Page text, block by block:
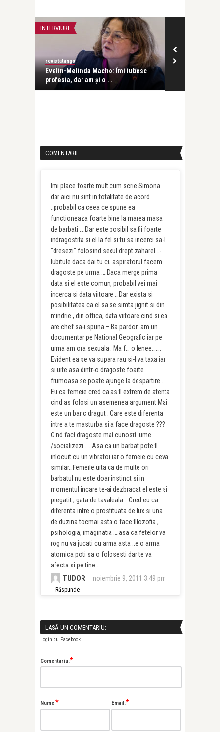
INTERVIURI
revistatango
Evelin-Melinda Macho: Îmi iubesc
profesia, dar am și o ...
COMENTARII
Imi place foarte mult cum scrie Simona
dar aici nu sint in totalitate de acord
..probabil ca ceea ce spune ea
functioneaza foarte bine la marea masa
de barbati ….Dar este posibil sa fii foarte
indragostita si el la fel si tu sa incerci sa-l
"dresezi" folosind sexul drept zaharel…-
Iubitule daca dai tu cu aspiratorul facem
dragoste pe urma ….Daca merge prima
data si el este comun, probabil vei mai
incerca si data viitoare …Dar exista si
posibilitatea ca el sa se simta jignit si din
mindrie , din oftica, data viitoare cind si ea
are chef sa-i spuna – Ba pardon am un
documentar pe National Geografic iar pe
urma am ora sexuala : Ma f… o lenee…….
Evident ea se va supara rau si-l va taxa iar
si uite asa dintr-o dragoste foarte
frumoasa se poate ajunge la despartire …
Eu ca femeie cred ca as fi extrem de atenta
cind as folosi un asemenea argument Mai
este un banc dragut : Care este diferenta
intre a te masturba si a face dragoste ???
Cind faci dragoste mai cunosti lume
/socializezi …..Asa ca un barbat pote fi
inlocuit cu un vibrator iar o femeie cu ceva
similar…Femeile uita ca de multe ori
barbatul nu este doar instinct si in
momentul incare te-ai dezbracat el este si
pregatit , gata de tavaleala …Cred eu ca
diferenta intre o prostituata de lux si una
de duzina tocmai asta o face filozofia ,
psihologia, imaginatia ….asa ca fetelor va
rog nu va jucati cu arma asta ..e o arma
atomica poti sa o folosesti dar te va
afecta si pe tine …
TUDOR noiembrie 9, 2011 3:49 pm
Răspunde
LASĂ UN COMENTARIU:
Login cu Facebook
Comentariu:*
Nume:* Email:*